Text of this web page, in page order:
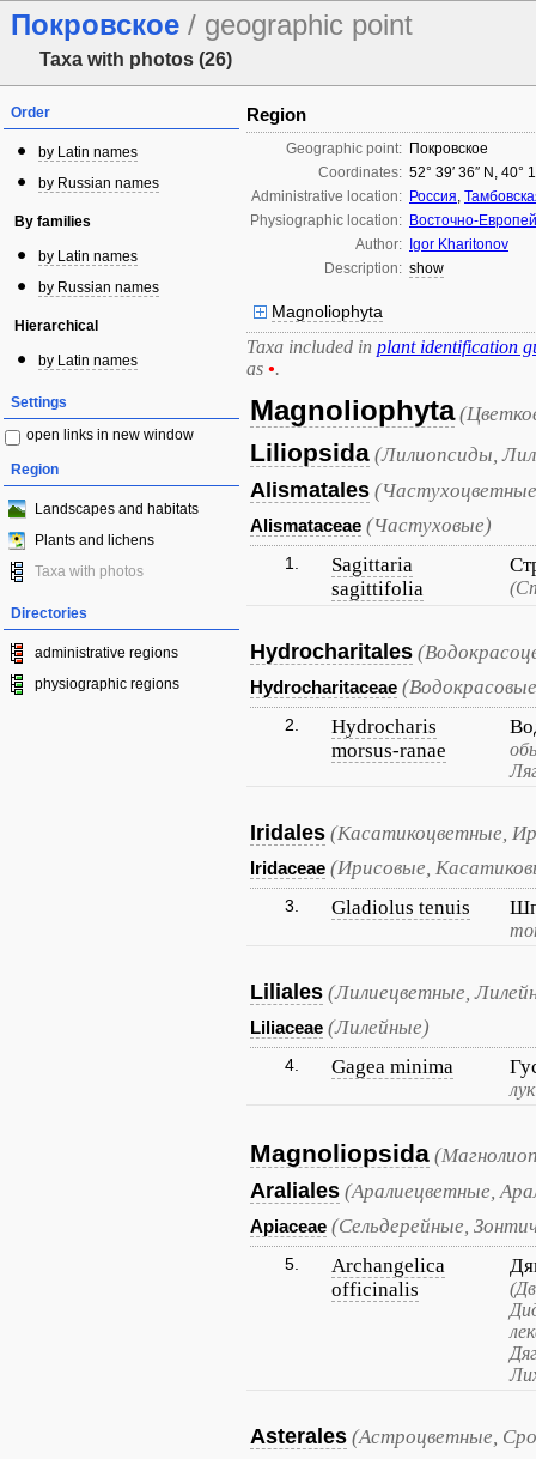
Покровское / geographic point
Taxa with photos (26)
Order
by Latin names
by Russian names
By families
by Latin names
by Russian names
Hierarchical
by Latin names
Settings
open links in new window
Region
Landscapes and habitats
Plants and lichens
Taxa with photos
Directories
administrative regions
physiographic regions
Region
Geographic point: Покровское
Coordinates: 52° 39′ 36″ N, 40°
Administrative location: Россия,
Physiographic location: Восточно-
Author:
Igor Kharitonov
Description: show
Magnoliophyta
Taxa included in plant identification
as •.
Magnoliophyta
Liliopsida (Лилиопсиды,
Alismatales
Alismataceae (Частуховые)
1.
Sagittaria
sagittifolia
Hydrocharitales
Hydrocharitaceae
2.
Hydrocharis
morsus-ranae
Iridales (Касатикоцветные,
Iridaceae (Ирисовые,
3. Gladiolus tenuis
Liliales (Лилиецветные,
Liliaceae (Лилейные)
4. Gagea minima
Magnoliopsida
Araliales (Аралиецветные,
Apiaceae (Сельдерейные,
5.
Archangelica
officinalis
Asterales (Астроцветные,